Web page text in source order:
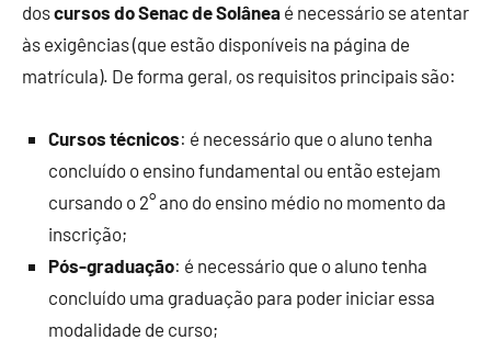
doscursos do Senac de Solânea é necessário se atentar
às exigências (que estão disponíveis na página de
matrícula). De forma geral, os requisitos principais são:
Cursos técnicos: é necessário que o aluno tenha
concluído o ensino fundamental ou então estejam
cursando o 2° ano do ensino médio no momento da
inscrição;
Pós-graduação: é necessário que o aluno tenha
concluído uma graduação para poder iniciar essa
modalidade de curso;